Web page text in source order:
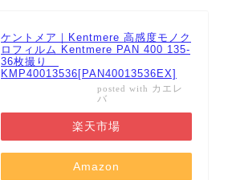
ケントメア｜Kentmere 高感度モノク
ロフィルム Kentmere PAN 400 135-
36枚撮り
KMP40013536[PAN40013536EX]
posted with カエレ
バ
楽天市場
Amazon